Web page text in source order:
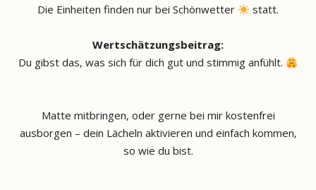
Die Einheiten finden nur bei Schönwetter
statt.
Wertschätzungsbeitrag:
Du gibst das, was sich für dich gut und stimmig anfühlt.
Matte mitbringen, oder gerne bei mir kostenfrei
ausborgen – dein Lächeln aktivieren und einfach kommen,
so wie du bist.